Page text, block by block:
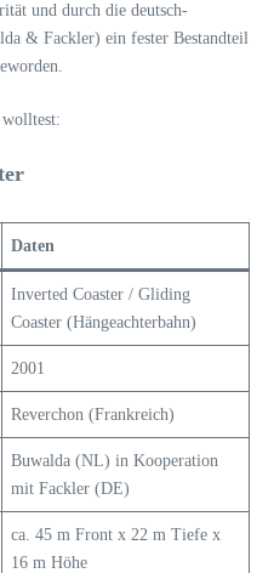
und durch die deutsch-
& Fackler) ein fester Bestandteil
Daten
Inverted Coaster / Gliding
Coaster (Hängeachterbahn)
2001
Reverchon (Frankreich)
Buwalda (NL) in Kooperation
mit Fackler (DE)
ca. 45 m Front x 22 m Tiefe x
16 m Höhe